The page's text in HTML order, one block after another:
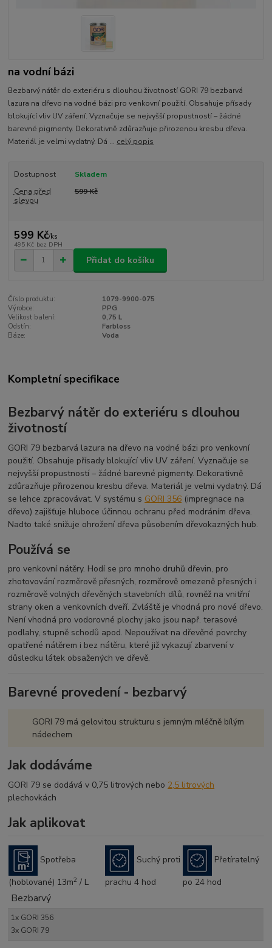
na vodní bázi
Bezbarvý nátěr do exteriéru s dlouhou životností GORI 79 bezbarvá
lazura na dřevo na vodné bázi pro venkovní použití. Obsahuje přísady
blokující vliv UV záření. Vyznačuje se nejvyšší propustností – žádné
barevné pigmenty. Dekorativně zdůrazňuje přirozenou kresbu dřeva.
Materiál je velmi vydatný. Dá ... celý popis
Dostupnost
Skladem
Cena před
slevou
599 Kč
599 Kč/ks
495 Kč bez DPH
Přidat do košíku
Číslo produktu:
1079-9900-075
Výrobce:
PPG
Velikost balení:
0,75 L
Odstín:
Farbloss
Báze:
Voda
Kompletní specifikace
Bezbarvý nátěr do exteriéru s dlouhou
životností
GORI 79 bezbarvá lazura na dřevo na vodné bázi pro venkovní
použití. Obsahuje přísady blokující vliv UV záření. Vyznačuje se
nejvyšší propustností – žádné barevné pigmenty. Dekorativně
zdůrazňuje přirozenou kresbu dřeva. Materiál je velmi vydatný. Dá
se lehce zpracovávat. V systému s GORI 356 (impregnace na
dřevo) zajišťuje hluboce účinnou ochranu před modráním dřeva.
Nadto také snižuje ohrožení dřeva působením dřevokazných hub.
Používá se
pro venkovní nátěry. Hodí se pro mnoho druhů dřevin, pro
zhotovování rozměrově přesných, rozměrově omezeně přesných i
rozměrově volných dřevěných stavebních dílů, rovněž na vnitřní
strany oken a venkovních dveří. Zvláště je vhodná pro nové dřevo.
Není vhodná pro vodorovné plochy jako jsou např. terasové
podlahy, stupně schodů apod. Nepoužívat na dřevěné povrchy
opatřené nátěrem i bez nátěru, které již vykazují zbarvení v
důsledku látek obsažených ve dřevě.
před UV-zářením a vlivy
Reguluje průnik vlhkosti, odpuzuje
Čištění nástrojů vodou
Barevné provedení - bezbarvý
GORI 79 má gelovitou strukturu s jemným mléčně bílým
nádechem
Jak dodáváme
GORI 79 se dodává v 0,75 litrových nebo 2,5 litrových
plechovkách
Jak aplikovat
ŠTĚTCEM
Nanáší se štětcem, popřípadě
válečkem
Přetíratelný po 24 hodinách
Teoretická spotřeba: 13 m
Spotřeba
(hoblované) 13m2 / L
Suchý proti
prachu 4 hod
Přetíratelný
po 24 hod
Bezbarvý
1x GORI 356
3x GORI 79